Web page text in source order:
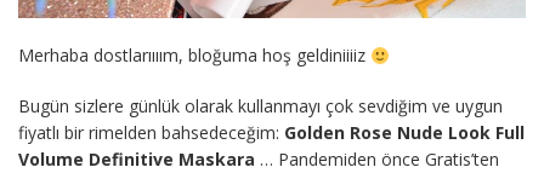
Merhaba dostlarıııım, bloğuma hoş geldiniiiiz
Bugün sizlere günlük olarak kullanmayı çok sevdiğim ve uygun
fiyatlı bir rimelden bahsedeceğim: Golden Rose Nude Look Full
Volume Definitive Maskara … Pandemiden önce Gratis’ten